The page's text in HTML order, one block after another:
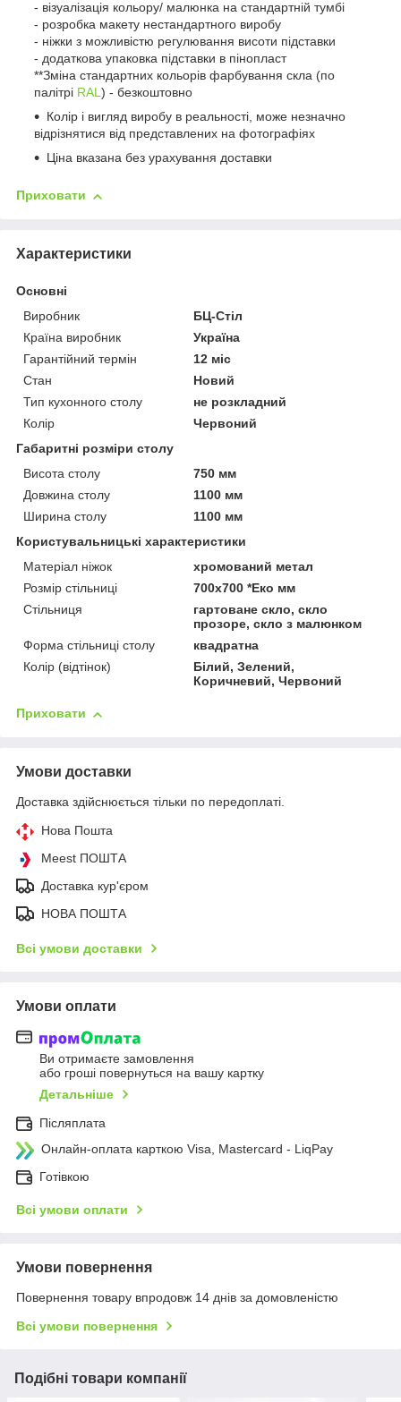
- візуалізація кольору/ малюнка на стандартній тумбі
- розробка макету нестандартного виробу
- ніжки з можливістю регулювання висоти підставки
- додаткова упаковка підставки в пінопласт
**Зміна стандартних кольорів фарбування скла (по
палітрі RAL) - безкоштовно
Колір і вигляд виробу в реальності, може незначно
відрізнятися від представлених на фотографіях
Ціна вказана без урахування доставки
Приховати
Характеристики
Основні
Виробник
БЦ-Стіл
Країна виробник
Україна
Гарантійний термін
12 міс
Стан
Новий
Тип кухонного столу
не розкладний
Колір
Червоний
Габаритні розміри столу
Висота столу
750 мм
Довжина столу
1100 мм
Ширина столу
1100 мм
Користувальницькі характеристики
Матеріал ніжок
хромований метал
Розмір стільниці
700х700 *Еко мм
Стільниця
гартоване скло, скло
прозоре, скло з малюнком
Форма стільниці столу
квадратна
Колір (відтінок)
Білий, Зелений,
Коричневий, Червоний
Приховати
Умови доставки
Доставка здійснюється тільки по передоплаті.
Нова Пошта
Meest ПОШТА
Доставка кур'єром
НОВА ПОШТА
Всі умови доставки
Умови оплати
Ви отримаєте замовлення
або гроші повернуться на вашу картку
Детальніше
Післяплата
Онлайн-оплата карткою Visa, Mastercard - LiqPay
Готівкою
Всі умови оплати
Умови повернення
Повернення товару впродовж 14 днів за домовленістю
Всі умови повернення
Подібні товари компанії